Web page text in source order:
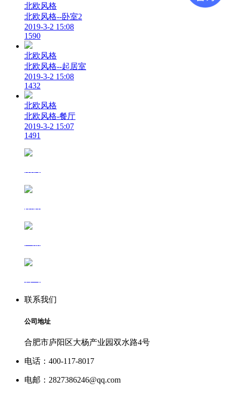
北欧风格
北欧风格--卧室2
2019-3-2 15:08
1590
北欧风格
北欧风格--起居室
2019-3-2 15:08
1432
北欧风格
北欧风格-餐厅
2019-3-2 15:07
1491
联系我们
公司地址
合肥市庐阳区大杨产业园双水路4号
电话：400-117-8017
电邮：2827386246@qq.com